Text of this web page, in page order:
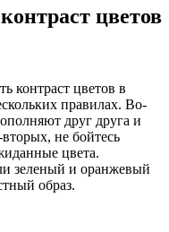
цветов
контраст цветов в
правилах. Во-
друг друга и
не бойтесь
цвета.
зеленый и оранжевый
образ.